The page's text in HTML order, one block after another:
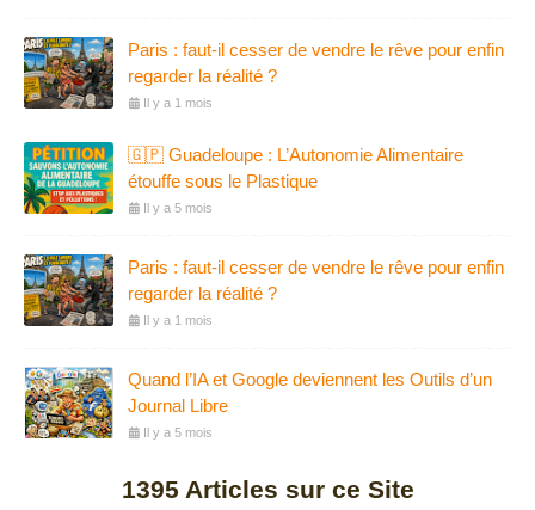
Paris : faut-il cesser de vendre le rêve pour enfin
regarder la réalité ?
Il y a 1 mois
🇬🇵 Guadeloupe : L’Autonomie Alimentaire
étouffe sous le Plastique
Il y a 5 mois
Paris : faut-il cesser de vendre le rêve pour enfin
regarder la réalité ?
Il y a 1 mois
Quand l’IA et Google deviennent les Outils d’un
Journal Libre
Il y a 5 mois
1395 Articles sur ce Site